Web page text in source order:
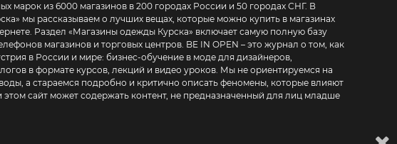
марок из 6000 магазинов в 200 городах России и 50 городах СНГ. В
» мы рассказываем о лучших вещах, которые можно купить в магазинах
Раздел «Магазины одежды Курска» включает самую полную базу
и торговых центров. BE IN OPEN – это журнал о том, как
в России и мире: бизнес-обучение в моде для дизайнеров,
в формате курсов, лекций и видео уроков. Мы не ориентируемся на
а стараемся подробно и критично описать феномены, которые влияют
этом сайт может содержать контент, не предназначенный для лиц младше